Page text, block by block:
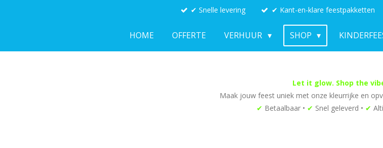
✔ Snelle levering ✔ Kant-en-klare feestpakketten
HOME OFFERTE VERHUUR SHOP
Let it glow. Shop the
Maak jouw feest uniek met onze kleurrijke en
✔ Betaalbaar • ✔ Snel geleverd • ✔